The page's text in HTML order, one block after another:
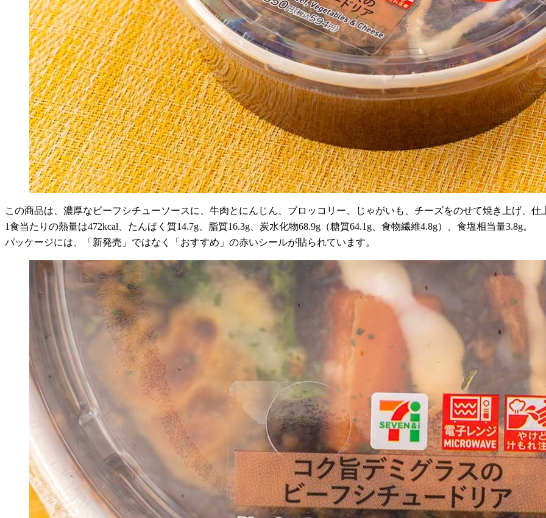
この商品は、濃厚なビーフシチューソースに、牛肉とにんじん、ブロッコリー、じゃがいも、チーズをのせて焼き上げ、
1食当たりの熱量は472kcal、たんぱく質14.7g、脂質16.3g、炭水化物68.9g（糖質64.1g、食物繊維4.8g）、食塩相当量3.8g。
パッケージには、「新発売」ではなく「おすすめ」の赤いシールが貼られています。